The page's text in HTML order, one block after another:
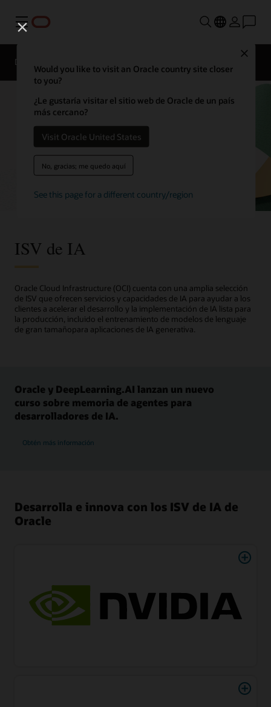
Menú
Would you like to visit an Oracle country site closer
to you?
¿Le gustaría visitar el sitio web de Oracle de un país
más cercano?
Visit Oracle United States
No, gracias; me quedo aquí
See this page for a different country/region
Descripción general
ISV de IA
Oracle Cloud Infrastructure (OCI) cuenta con una amplia selección
de ISV que ofrecen servicios y capacidades de IA para ayudar a los
clientes a acelerar el desarrollo y la implementación de IA lista para
la producción, incluido el entrenamiento de modelos de lenguaje
de gran tamañopara aplicaciones de IA generativa.
Oracle y DeepLearning.AI lanzan un nuevo
curso sobre memoria de agentes para
desarrolladores de IA.
Obtén más información
Desarrolla e innova con los ISV de IA de
Oracle